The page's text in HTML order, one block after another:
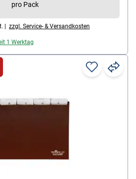
pro Pack
| zzgl. Service- & Versandkosten
1 Werktag